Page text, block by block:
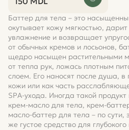
Баттер для тела – это
окутывает кожу мягкостью, дарит
увлажнение и возвращает
от обычных кремов и лосьонов,
щедро насыщен растительными
от тепла рук, ложась плотным
слоем. Его наносят после душа, в
кожи или как часть
SPA-ухода. Иногда такой
крем-масло для тела, крем-
масло-баттер для тела – по сути,
же густое средство для